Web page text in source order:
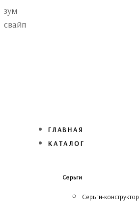
Skip
links
Skip
to
зум
свайп
ГЛАВНАЯ
КАТАЛОГ
Серьги
Серьги-конструктор